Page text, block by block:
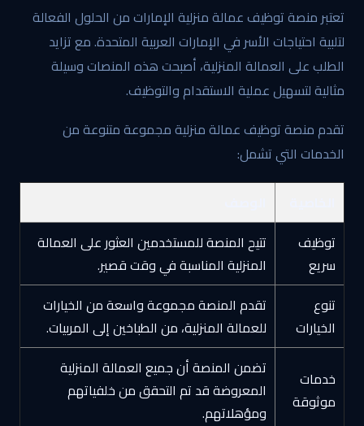
تعتبر منصة توظيف عمالة منزلية الإمارات من الحلول الفعالة
لتلبية احتياجات الأسر في الإمارات العربية المتحدة. مع تزايد
الطلب على العمالة المنزلية، أصبحت هذه المنصات وسيلة
مثالية لتسهيل عملية الاستقدام والتوظيف.
تقدم منصة توظيف عمالة منزلية مجموعة متنوعة من
الخدمات التي تشمل:
توظيف
سريع
تتيح المنصة للمستخدمين العثور على العمالة
المنزلية المناسبة في وقت قصير.
تنوع
الخيارات
تقدم المنصة مجموعة واسعة من الخيارات
للعمالة المنزلية، من الطباخين إلى المربيات.
خدمات
موثوقة
تضمن المنصة أن جميع العمالة المنزلية
المعروضة قد تم التحقق من خلفياتهم
ومؤهلاتهم.